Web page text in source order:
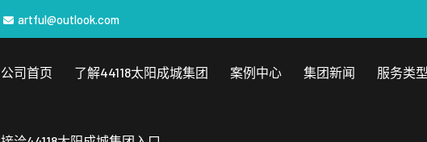
artful@outlook.com
公司首页 了解44118太阳成城集团 案例中心 集团新闻 服务类型